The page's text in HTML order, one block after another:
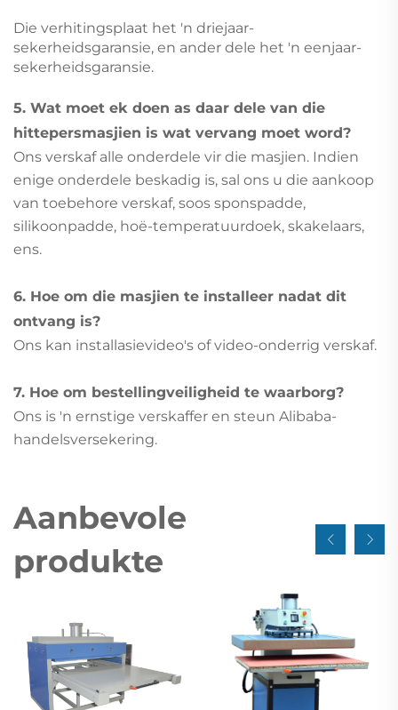
Die verhitingsplaat het 'n driejaar-
sekerheidsgaransie, en ander dele het 'n eenjaar-
sekerheidsgaransie.
5. Wat moet ek doen as daar dele van die
hittepersmasjien is wat vervang moet word?
Ons verskaf alle onderdele vir die masjien. Indien
enige onderdele beskadig is, sal ons u die aankoop
van toebehore verskaf, soos sponspadde,
silikoonpadde, hoë-temperatuurdoek, skakelaars,
ens.
6. Hoe om die masjien te installeer nadat dit
ontvang is?
Ons kan installasievideo's of video-onderrig verskaf.
7. Hoe om bestellingveiligheid te waarborg?
Ons is 'n ernstige verskaffer en steun Alibaba-
handelsversekering.
Aanbevole
produkte